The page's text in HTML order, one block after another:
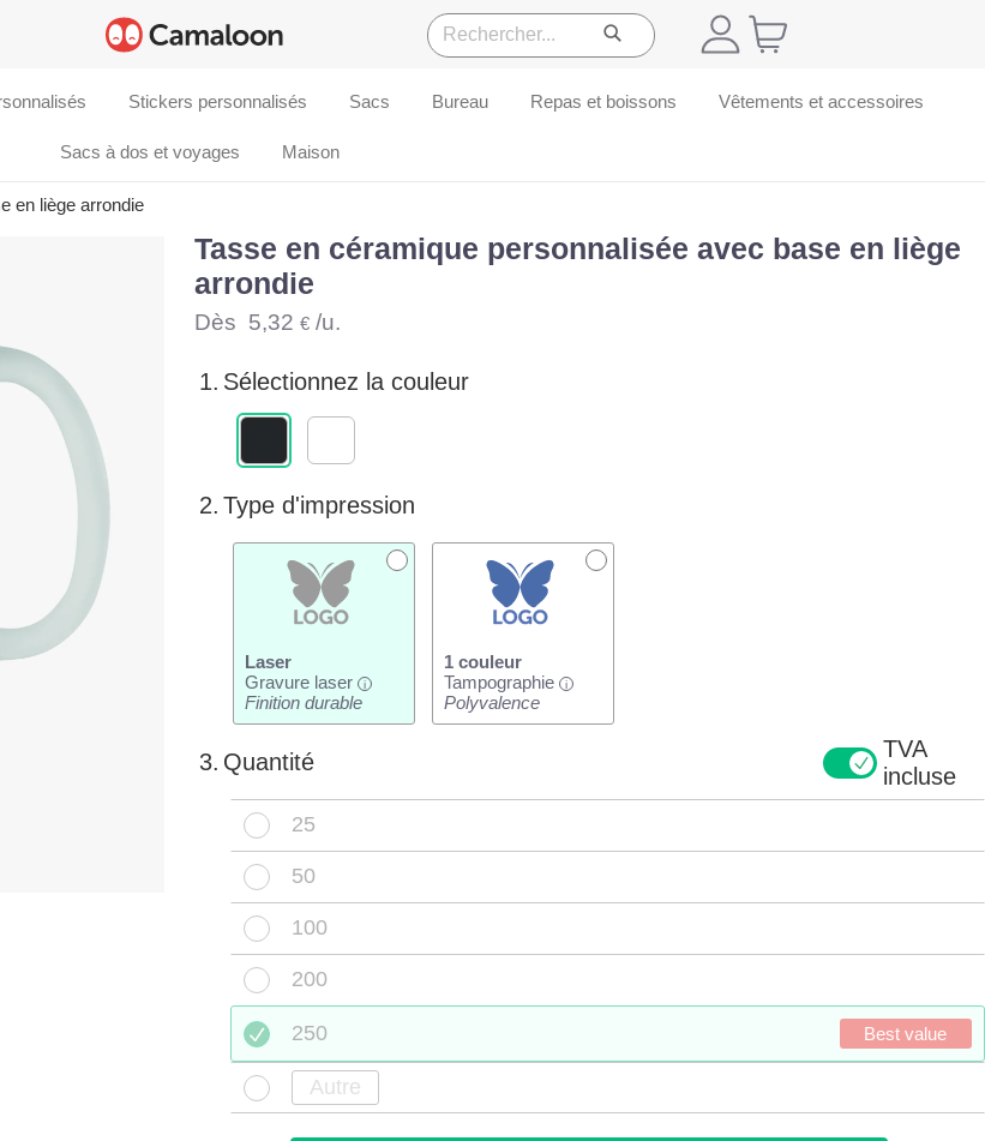
Stickers personnalisés Sacs Bureau Repas et boissons Vêtements et accessoires
Sacs à dos et voyages Maison
en liège arrondie
Tasse en céramique personnalisée avec base en liège
arrondie
Dès 5,32 €/u.
1. Sélectionnez la couleur
2. Type d'impression
Laser
Gravure laser
i
Finition durable
1 couleur
Tampographie
i
Polyvalence
3. Quantité
TVA
incluse
25
50
100
200
250 Best value